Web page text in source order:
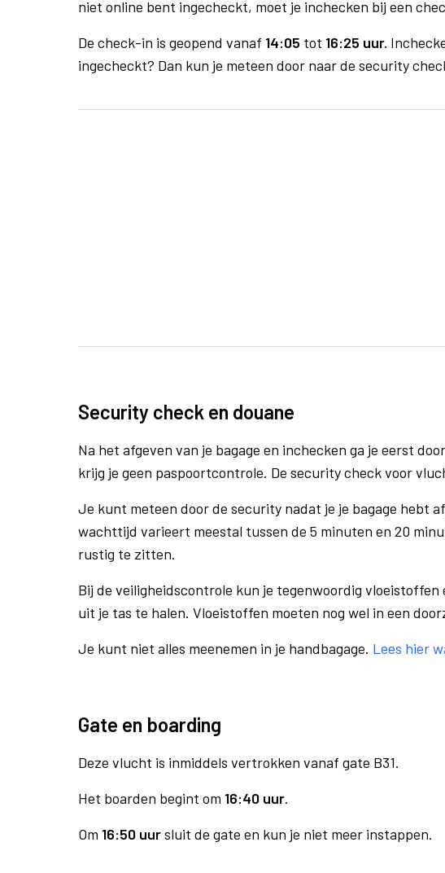
niet online bent ingecheckt, moet je inchecken bij een
De check-in is geopend vanaf 14:05 tot 16:25 uur.
ingecheckt? Dan kun je meteen door naar de security
Security check en douane
Na het afgeven van je bagage en inchecken ga je eerst
krijg je geen paspoortcontrole. De security check voor
Je kunt meteen door de security nadat je je bagage hebt
wachttijd varieert meestal tussen de 5 minuten en 20
rustig te zitten.
Bij de veiligheidscontrole kun je tegenwoordig
uit je tas te halen. Vloeistoffen moeten nog wel in een
Je kunt niet alles meenemen in je handbagage. Lees hier
Gate en boarding
Deze vlucht is inmiddels vertrokken vanaf gate B31.
Het boarden begint om 16:40 uur.
Om 16:50 uursluit de gate en kun je niet meer instappen.